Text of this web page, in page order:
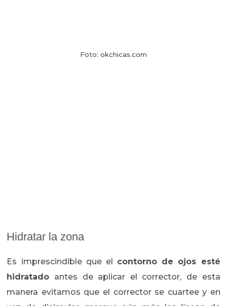
Foto: okchicas.com
Hidratar la zona
Es imprescindible que el contorno de ojos esté
hidratado antes de aplicar el corrector, de esta
manera evitamos que el corrector se cuartee y en